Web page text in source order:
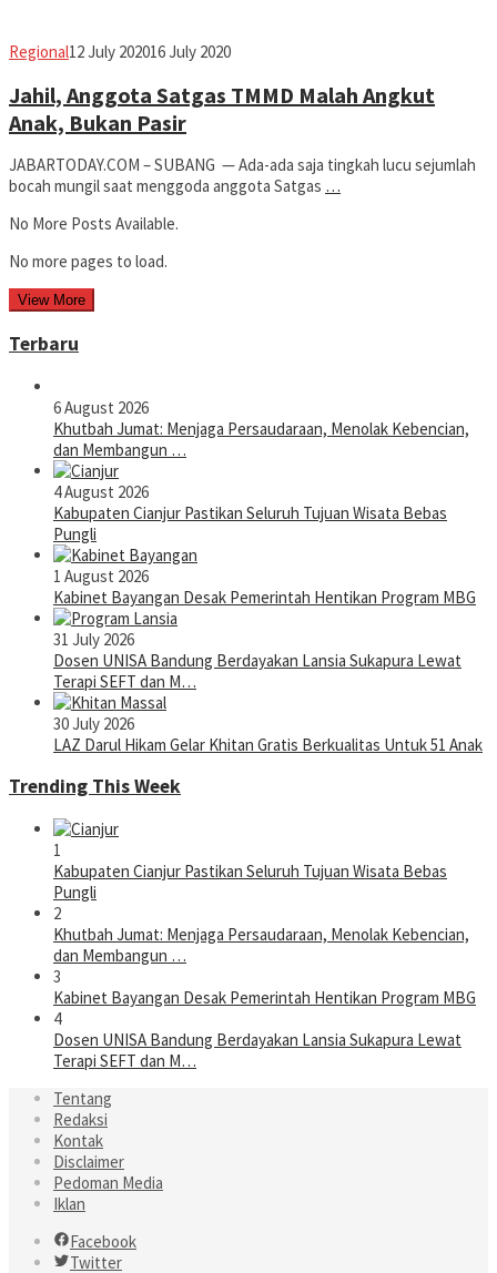
RegionalAvila
12 July 202016 July 2020
Jahil, Anggota Satgas TMMD Malah Angkut
Anak, Bukan Pasir
JABARTODAY.COM – SUBANG — Ada-ada saja tingkah lucu sejumlah
bocah mungil saat menggoda anggota Satgas …
No More Posts Available.
No more pages to load.
View More
Terbaru
6 August 2026
Khutbah Jumat: Menjaga Persaudaraan, Menolak Kebencian,
dan Membangun …
4 August 2026
Kabupaten Cianjur Pastikan Seluruh Tujuan Wisata Bebas
Pungli
1 August 2026
Kabinet Bayangan Desak Pemerintah Hentikan Program MBG
31 July 2026
Dosen UNISA Bandung Berdayakan Lansia Sukapura Lewat
Terapi SEFT dan M…
30 July 2026
LAZ Darul Hikam Gelar Khitan Gratis Berkualitas Untuk 51 Anak
Trending This Week
1
Kabupaten Cianjur Pastikan Seluruh Tujuan Wisata Bebas
Pungli
2
Khutbah Jumat: Menjaga Persaudaraan, Menolak Kebencian,
dan Membangun …
3
Kabinet Bayangan Desak Pemerintah Hentikan Program MBG
4
Dosen UNISA Bandung Berdayakan Lansia Sukapura Lewat
Terapi SEFT dan M…
Tentang
Redaksi
Kontak
Disclaimer
Pedoman Media
Iklan
Facebook
Twitter